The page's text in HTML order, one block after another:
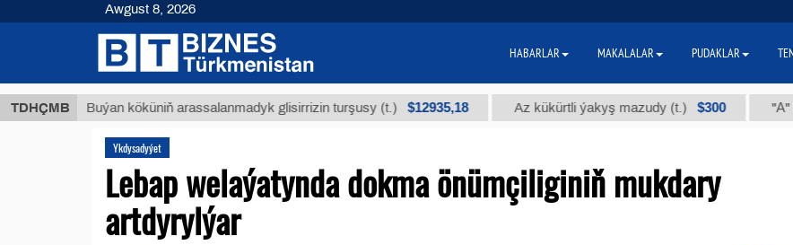
TDHÇMBBuýan köküniň arassalanmadyk glisirrizin turşusy (t.) $12935,18 Az kükürtli ýakyş mazudy (t.) $300 "А"
Ykdysadyýet
Lebap welaýatynda dokma önümçiliginiň mukdary
artdyrylýar
Awgust 8, 2026
HABARLAR MAKALALAR PUDAKLAR